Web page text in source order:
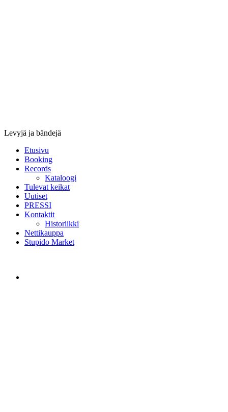
Levyjä ja bändejä
Etusivu
Booking
Records
Kataloogi
Tulevat keikat
Uutiset
PRESSI
Kontaktit
Historiikki
Nettikauppa
Stupido Market